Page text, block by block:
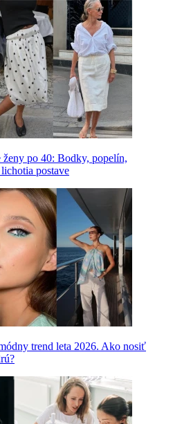
ženy po 40: Bodky, popelín,
postave
trend leta 2026. Ako nosiť